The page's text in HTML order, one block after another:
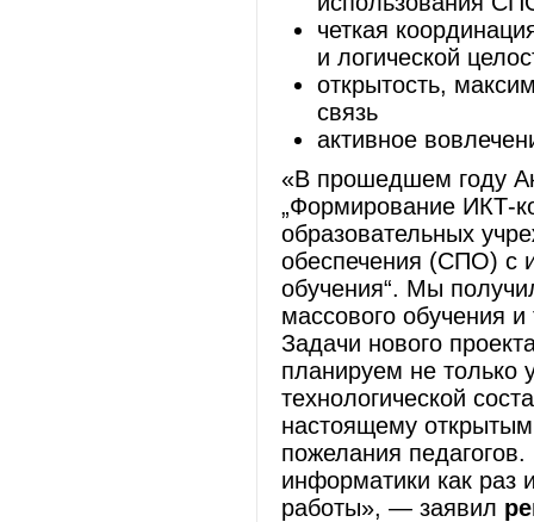
четкая
и логической
открытость,
связь
активное
«В прошедшем году
„Формирование ИКТ-
образовательных
обеспечения (СПО) с
обучения“. Мы
массового обучения
Задачи нового
планируем не только
технологической
настоящему
пожелания
информатики как раз
работы», — заявил